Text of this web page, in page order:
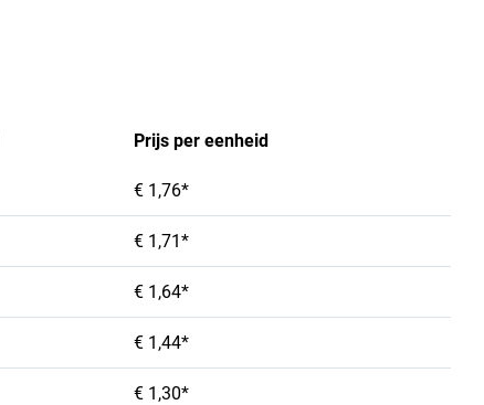
Prijs per eenheid
€ 1,76*
€ 1,71*
€ 1,64*
€ 1,44*
€ 1,30*